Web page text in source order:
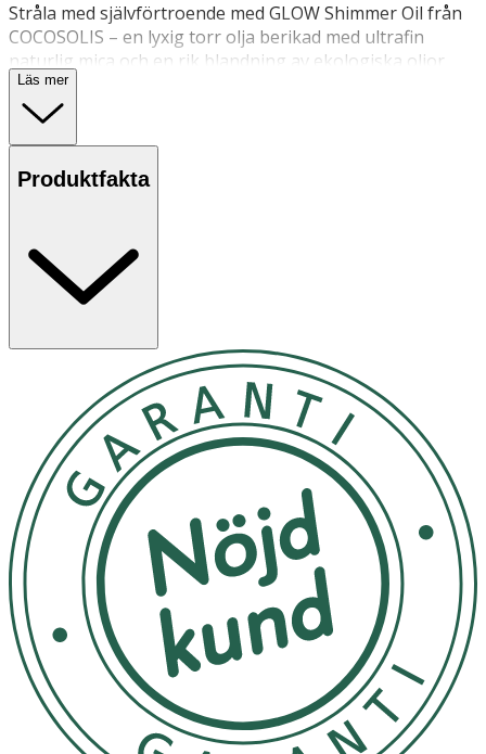
Stråla med självförtroende med GLOW Shimmer Oil från
COCOSOLIS – en lyxig torr olja berikad med ultrafin
naturlig mica och en rik blandning av ekologiska oljor
som ger huden lyster, silkeslen känsla och djup näring.
Perfekt för att framhäva solkysst hud eller ge
skimrande finish med en lätt, icke-fet känsla. Formulan
innehåller kokosolja, sötmandelolja, jojoba, kakaosmör,
subtil shimmer. Oavsett om du är på stranden, ute på
stan eller bara vill glöda hela dagen, är detta din go-to
för omedelbar utstrålning. Fördelar: • Ger lyster med
och näring med ekologiska oljor • Lätt och icke-klibbig
textur • Passar för ansikte, kropp och till och med hår •
Subtil och elegant doft • Formulerad med certifierade
ekologiska och naturliga ingredienser.
Skaka väl före användning. Applicera på torr eller fuktig
hud. Förvaras på en sval och torr plats. Kan färga ljusa
kläder. Oljan innehåller inget UV-filter. Vid direkt solljus
rekommenderas att använda tillsammans med
solskyddsprodukt. Produkten är inte en brun utan sol.
Överdriven solexponering utgör en allvarlig hälsorisk.
Förvara svalt och torrt. Förvara inte i kylskåp. Endast för
utvärtes bruk. Avbryt användning vid irritation. Använd
inte på skadad eller sprucken hud. Undvik kontakt med
ögonen. Förvaras utom räckhåll för barn!
Förvara svalt och torrt. Förvara inte i kylskåp. Förvaras
Läs mer
Produktfakta